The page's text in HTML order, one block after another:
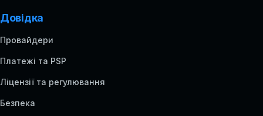
Довідка
Провайдери
Платежі та PSP
Ліцензії та регулювання
Безпека